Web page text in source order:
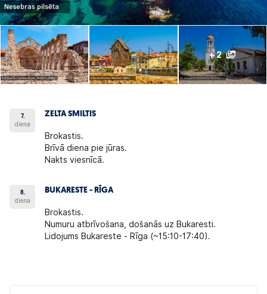
+ 2
7.
diena
ZELTA SMILTIS
Brokastis.
Brīvā diena pie jūras.
Nakts viesnīcā.
8.
diena
BUKARESTE - RĪGA
Brokastis.
Numuru atbrīvošana, došanās uz Bukaresti.
Lidojums Bukareste - Rīga (~15:10-17:40).